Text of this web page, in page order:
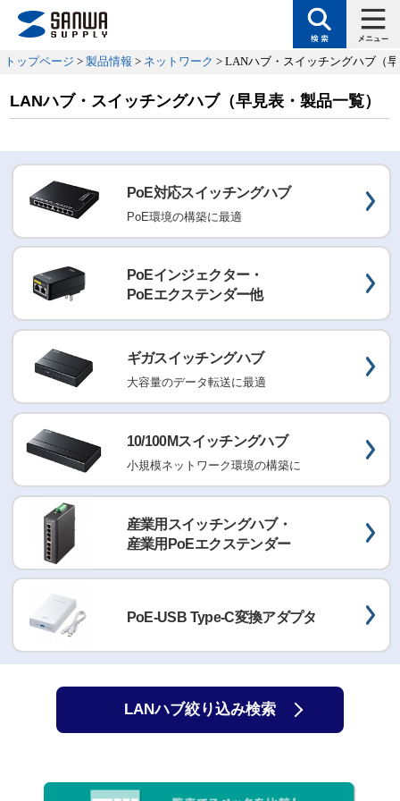
トップページ > 製品情報 > ネットワーク > LANハブ・スイッチングハブ（
LANハブ・スイッチングハブ（早見表・製品一覧）
PoE対応スイッチングハブ
PoE環境の構築に最適
PoEインジェクター・
PoEエクステンダー他
ギガスイッチングハブ
大容量のデータ転送に最適
10/100Mスイッチングハブ
小規模ネットワーク環境の構築に
産業用スイッチングハブ・
産業用PoEエクステンダー
PoE-USB Type-C変換アダプタ
LANハブ絞り込み検索